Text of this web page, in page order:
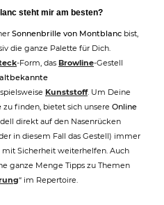
steht mir am besten?
Sonnenbrille von Montblanc bist,
die ganze Palette für Dich.
-Form, das Browline-Gestell
altbekannte
Kunststoff. Um Deine
zu finden, bietet sich unsere Online
direkt auf den Nasenrücken
in diesem Fall das Gestell) immer
mit Sicherheit weiterhelfen. Auch
ganze Menge Tipps zu Themen
“ im Repertoire.